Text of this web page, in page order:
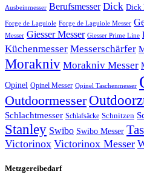
Ausbeinmesser Berufsmesser Dick Dick
Forge de Laguiole Forge de Laguiole Messer
Messer Giesser Messer Giesser Prime Line
Küchenmesser Messerschärfer
Morakniv Morakniv Messer
Opinel Opinel Messer Opinel Taschenmesser
Outdoormesser
Schlachtmesser Schlafsäcke Schnitzen
Stanley Swibo Swibo Messer
Victorinox Victorinox Messer
Metzgereibedarf